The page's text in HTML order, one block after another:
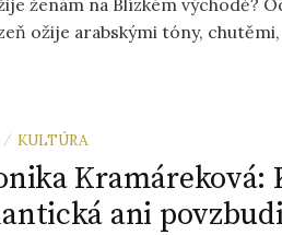
ženám na Blízkém východě?
ožije arabskými tóny,
/ KULTÚRA
Kramáreková:
ani